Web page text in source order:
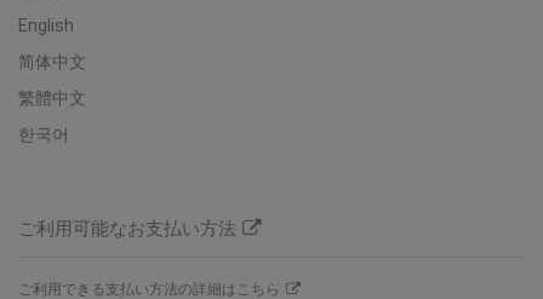
English
简体中文
繁體中文
한국어
ご利用可能なお支払い方法
ご利用できる支払い方法の詳細はこちら